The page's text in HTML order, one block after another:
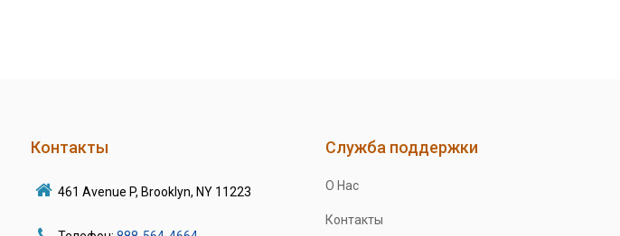
Контакты
461 Avenue P, Brooklyn, NY 11223
Служба поддержки
О Нас
Контакты